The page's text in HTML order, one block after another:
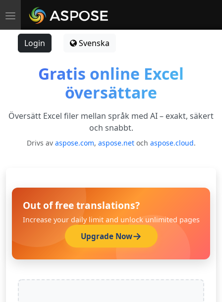
Toggle navigation
Login Svenska
Gratis online Excel
översättare
Översätt Excel filer mellan språk med AI – exakt, säkert
och snabbt.
Drivs av aspose.com, aspose.netoch aspose.cloud.
Out of free translations?
Increase your daily limit and unlock unlimited pages
Upgrade Now